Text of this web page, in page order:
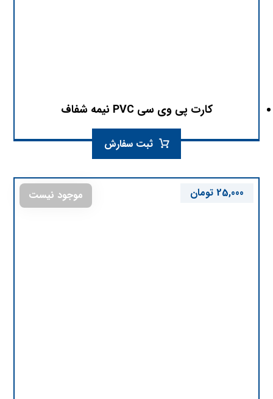
کارت پی وی سی PVC نیمه شفاف
ثبت سفارش
25,000 تومان موجود نیست